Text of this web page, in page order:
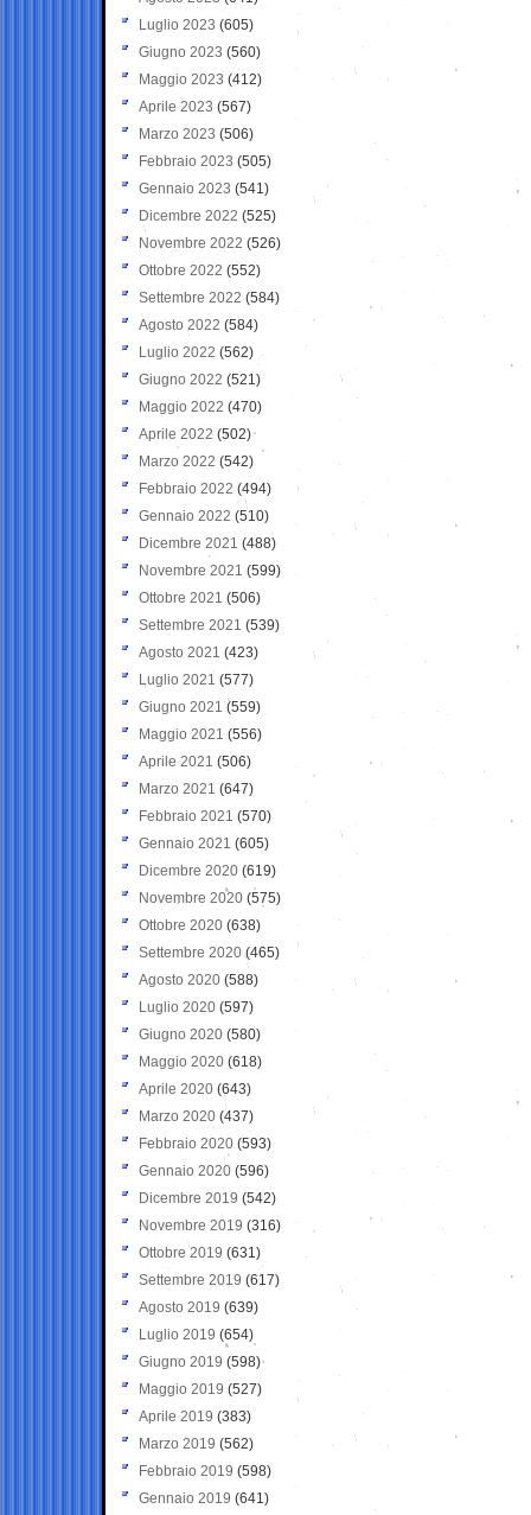
Luglio 2023 (605)
Giugno 2023 (560)
Maggio 2023 (412)
Aprile 2023 (567)
Marzo 2023 (506)
Febbraio 2023 (505)
Gennaio 2023 (541)
Dicembre 2022 (525)
Novembre 2022 (526)
Ottobre 2022 (552)
Settembre 2022 (584)
Agosto 2022 (584)
Luglio 2022 (562)
Giugno 2022 (521)
Maggio 2022 (470)
Aprile 2022 (502)
Marzo 2022 (542)
Febbraio 2022 (494)
Gennaio 2022 (510)
Dicembre 2021 (488)
Novembre 2021 (599)
Ottobre 2021 (506)
Settembre 2021 (539)
Agosto 2021 (423)
Luglio 2021 (577)
Giugno 2021(559)
Maggio 2021 (556)
Aprile 2021 (506)
Marzo 2021 (647)
Febbraio 2021 (570)
Gennaio 2021 (605)
Dicembre 2020 (619)
Novembre 2020 (575)
Ottobre 2020 (638)
Settembre 2020(465)
Agosto 2020 (588)
Luglio 2020 (597)
Giugno 2020 (580)
Maggio 2020 (618)
Aprile 2020 (643)
Marzo 2020 (437)
Febbraio 2020 (593)
Gennaio 2020 (596)
Dicembre 2019 (542)
Novembre 2019 (316)
Ottobre 2019 (631)
Settembre 2019 (617)
Agosto 2019 (639)
Luglio 2019 (654)
Giugno 2019 (598)
Maggio 2019 (527)
Aprile 2019 (383)
Marzo 2019 (562)
Febbraio 2019 (598)
Gennaio 2019 (641)